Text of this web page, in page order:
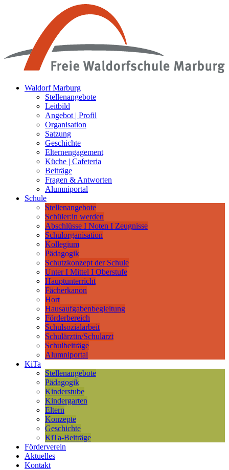
Waldorf Marburg
Stellenangebote
Leitbild
Angebot | Profil
Organisation
Satzung
Geschichte
Elternengagement
Küche | Cafeteria
Beiträge
Fragen & Antworten
Alumniportal
Schule
Stellenangebote
Schüler:in werden
Abschlüsse I Noten I Zeugnisse
Schulorganisation
Kollegium
Pädagogik
Schutzkonzept der Schule
Unter I Mittel I Oberstufe
Hauptunterricht
Fächerkanon
Hort
Hausaufgabenbegleitung
Förderbereich
Schulsozialarbeit
Schulärztin/Schularzt
Schulbeiträge
Alumniportal
KiTa
Stellenangebote
Pädagogik
Kinderstube
Kindergarten
Eltern
Konzepte
Geschichte
KiTa-Beiträge
Förderverein
Aktuelles
Kontakt